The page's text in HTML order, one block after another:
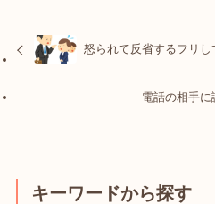
怒られて反省するフリし
電話の相手に
キーワードから探す